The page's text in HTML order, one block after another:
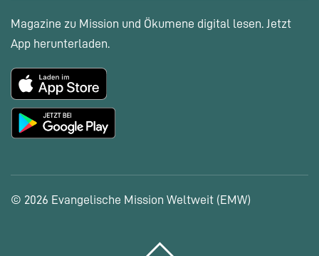
Magazine zu Mission und Ökumene digital lesen. Jetzt
App herunterladen.
© 2026 Evangelische Mission Weltweit (EMW)